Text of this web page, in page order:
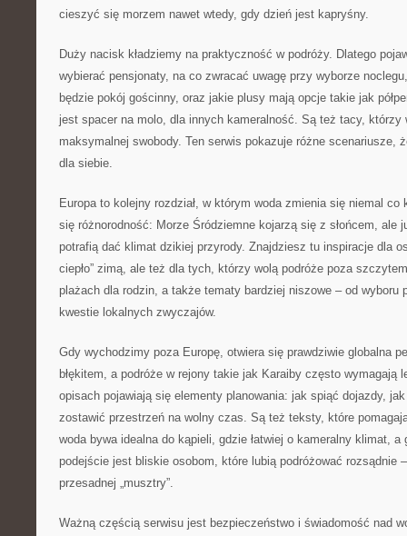
cieszyć się morzem nawet wtedy, gdy dzień jest kapryśny.
Duży nacisk kładziemy na praktyczność w podróży. Dlatego
wybierać pensjonaty, na co zwracać uwagę przy wyborze
będzie pokój gościnny, oraz jakie plusy mają opcje takie jak
jest spacer na molo, dla innych kameralność. Są też tacy, którzy
maksymalnej swobody. Ten serwis pokazuje różne scenariusze,
dla siebie.
Europa to kolejny rozdział, w którym woda zmienia się niemal
się różnorodność: Morze Śródziemne kojarzą się z słońcem, ale
potrafią dać klimat dzikiej przyrody. Znajdziesz tu inspiracje dla
ciepło” zimą, ale też dla tych, którzy wolą podróże poza
plażach dla rodzin, a także tematy bardziej niszowe – od wyboru
kwestie lokalnych zwyczajów.
Gdy wychodzimy poza Europę, otwiera się prawdziwie globalna
błękitem, a podróże w rejony takie jak Karaiby często wymagają
opisach pojawiają się elementy planowania: jak spiąć dojazdy,
zostawić przestrzeń na wolny czas. Są też teksty, które
woda bywa idealna do kąpieli, gdzie łatwiej o kameralny klimat, a
podejście jest bliskie osobom, które lubią podróżować rozsądnie
przesadnej „musztry”.
Ważną częścią serwisu jest bezpieczeństwo i świadomość nad